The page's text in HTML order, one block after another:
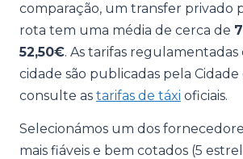
comparação, um transfer privado
rota tem uma média de cerca de
52,50€. As tarifas regulamentadas
cidade são publicadas pela
consulte as tarifas de táxi oficiais.
Selecionámos um dos
mais fiáveis e bem cotados (5